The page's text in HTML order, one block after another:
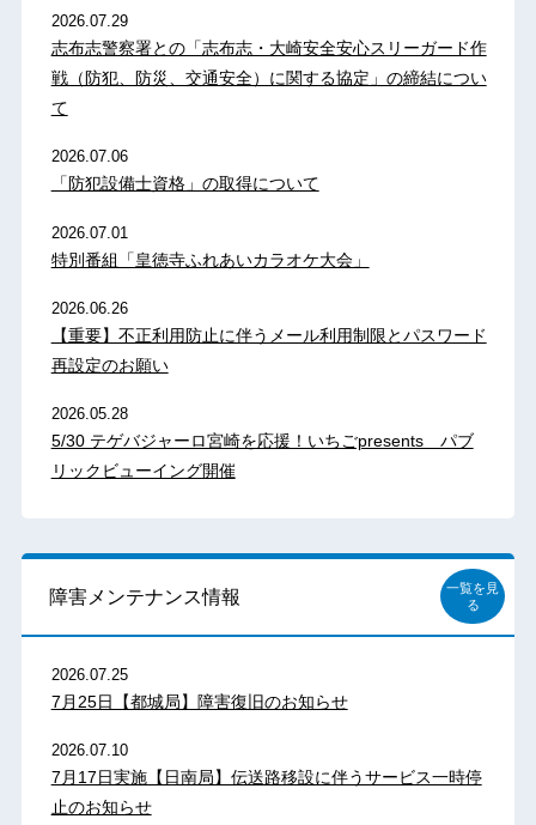
2026.07.29
志布志警察署との「志布志・大崎安全安心スリーガード作
戦（防犯、防災、交通安全）に関する協定」の締結につい
て
2026.07.06
「防犯設備士資格」の取得について
2026.07.01
特別番組「皇徳寺ふれあいカラオケ大会」
2026.06.26
【重要】不正利用防止に伴うメール利用制限とパスワード
再設定のお願い
2026.05.28
5/30 テゲバジャーロ宮崎を応援！いちごpresents パブ
リックビューイング開催
障害メンテナンス情報
一覧を見
る
2026.07.25
7月25日【都城局】障害復旧のお知らせ
2026.07.10
7月17日実施【日南局】伝送路移設に伴うサービス一時停
止のお知らせ